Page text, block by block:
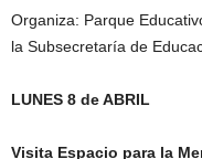
Organiza: Parque
la Subsecretaría de
LUNES 8 de ABRIL
Visita Espacio para la